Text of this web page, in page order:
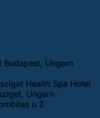
Ungarn
Health Spa Hotel
Ungarn
u 2.